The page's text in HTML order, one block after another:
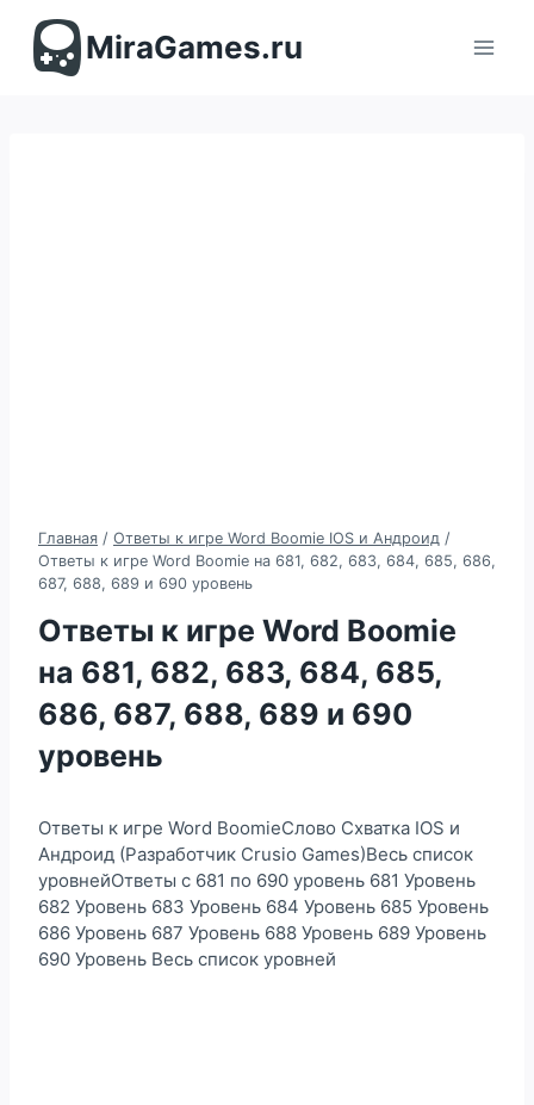
содержимомуMiraGames.ru
Главная / Ответы к игре Word Boomie IOS и Андроид /
Ответы к игре Word Boomie на 681, 682, 683, 684, 685, 686,
687, 688, 689 и 690 уровень
Ответы к игре Word Boomie
на 681, 682, 683, 684, 685,
686, 687, 688, 689 и 690
уровень
Ответы к игре Word BoomieСлово Схватка IOS и
Андроид (Разработчик Crusio Games)Весь список
уровнейОтветы с 681 по 690 уровень 681 Уровень
682 Уровень 683 Уровень 684 Уровень 685 Уровень
686 Уровень 687 Уровень 688 Уровень 689 Уровень
690 Уровень Весь список уровней